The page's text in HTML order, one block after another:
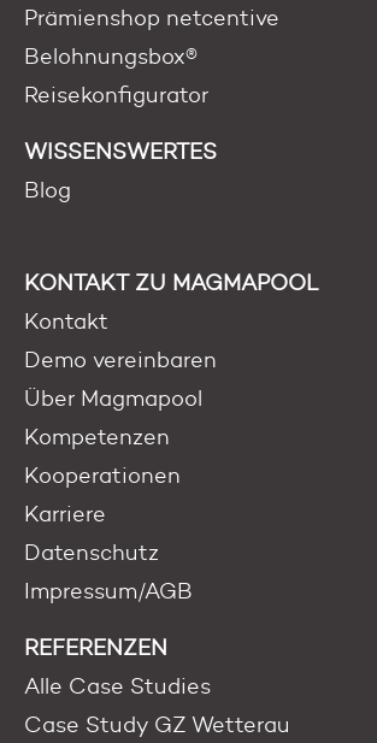
Prämienshop netcentive
Belohnungsbox®
Reisekonfigurator
WISSENSWERTES
Blog
KONTAKT ZU MAGMAPOOL
Kontakt
Demo vereinbaren
Über Magmapool
Kompetenzen
Kooperationen
Karriere
Datenschutz
Impressum/AGB
REFERENZEN
Alle Case Studies
Case Study GZ Wetterau